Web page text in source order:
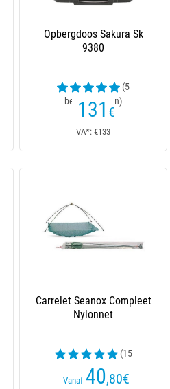
Opbergdoos Sakura Sk
9380
(5
beoordelingen)
131 €
VA*: €133
Carrelet Seanox Compleet
Nylonnet
(15
beoordelingen)
Vanaf 40,80€